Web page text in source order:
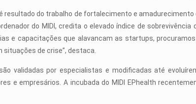
resultado do trabalho de fortalecimento e
do MIDI, credita o elevado índice de
e capacitações que alavancam as startups,
de crise”, destaca.
validadas por especialistas e modificadas até
e empresários. A incubada do MIDI EPhealth